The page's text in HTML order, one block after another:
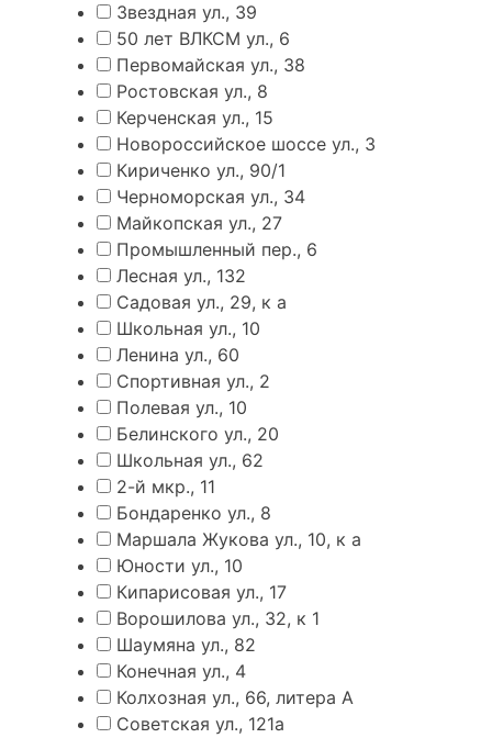
Звездная ул., 39
50 лет ВЛКСМ ул., 6
Первомайская ул., 38
Ростовская ул., 8
Керченская ул., 15
Новороссийское шоссе ул., 3
Кириченко ул., 90/1
Черноморская ул., 34
Майкопская ул., 27
Промышленный пер., 6
Лесная ул., 132
Садовая ул., 29, к а
Школьная ул., 10
Ленина ул., 60
Спортивная ул., 2
Полевая ул., 10
Белинского ул., 20
Школьная ул., 62
2-й мкр., 11
Бондаренко ул., 8
Маршала Жукова ул., 10, к а
Юности ул., 10
Кипарисовая ул., 17
Ворошилова ул., 32, к 1
Шаумяна ул., 82
Конечная ул., 4
Колхозная ул., 66, литера А
Советская ул., 121а